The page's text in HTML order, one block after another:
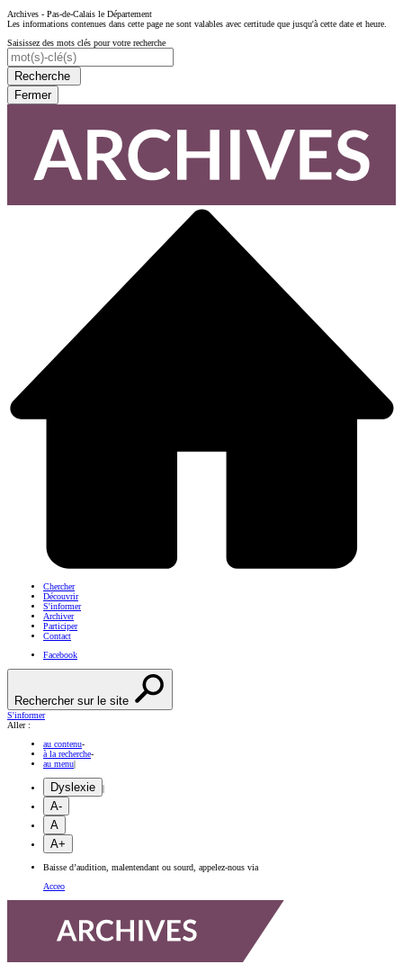
Archives - Pas-de-Calais le Département
Les informations contenues dans cette page ne sont valables avec certitude que jusqu'à cette date et heure.
Saisissez des mots clés pour votre recherche
Recherche
Fermer
Chercher
Découvrir
S'informer
Archiver
Participer
Contact
Facebook
Rechercher sur le site
S'informer
Aller :
au contenu-
à la recherche-
au menu|
Dyslexie |
A-
A
A+
Baisse d’audition, malentendant ou sourd, appelez-nous via
Acceo